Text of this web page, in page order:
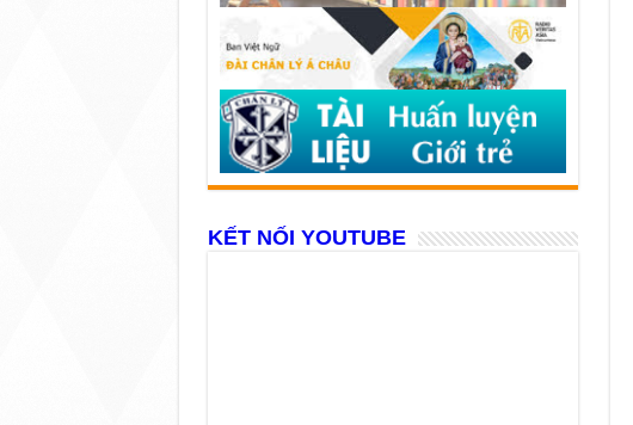
KẾT NỐI YOUTUBE